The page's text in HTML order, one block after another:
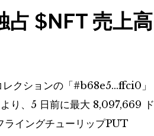
占 $NFT 売上高
クションの「#b68e5…ffci0」
り、5 日前に最大 8,097,669 ド
ライングチューリップPUT